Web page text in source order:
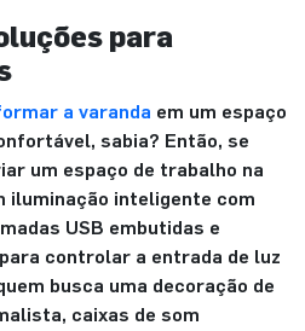
para
a varanda em um espaço
sabia? Então, se
um espaço de trabalho na
iluminação inteligente com
USB embutidas e
controlar a entrada de luz
busca uma decoração de
caixas de som